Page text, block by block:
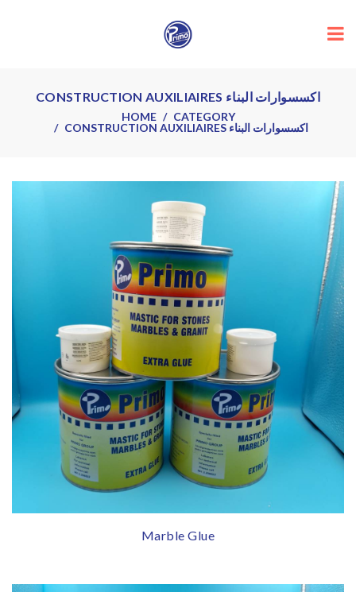
CONSTRUCTION AUXILIAIRES اكسسوارات البناء
HOME
CATEGORY
CONSTRUCTION AUXILIAIRES اكسسوارات البناء
Marble Glue